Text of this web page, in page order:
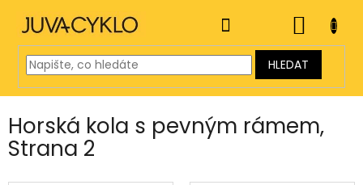
obsah
HLEDAT
KOŠÍK
Horská kola s pevným rámem,
Strana 2